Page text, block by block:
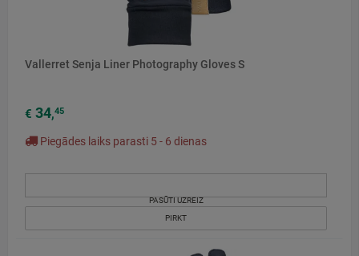
Vallerret Senja Liner Photography Gloves S
€ 34,45
Piegādes laiks parasti 5 - 6 dienas
PASŪTI UZREIZ
PIRKT